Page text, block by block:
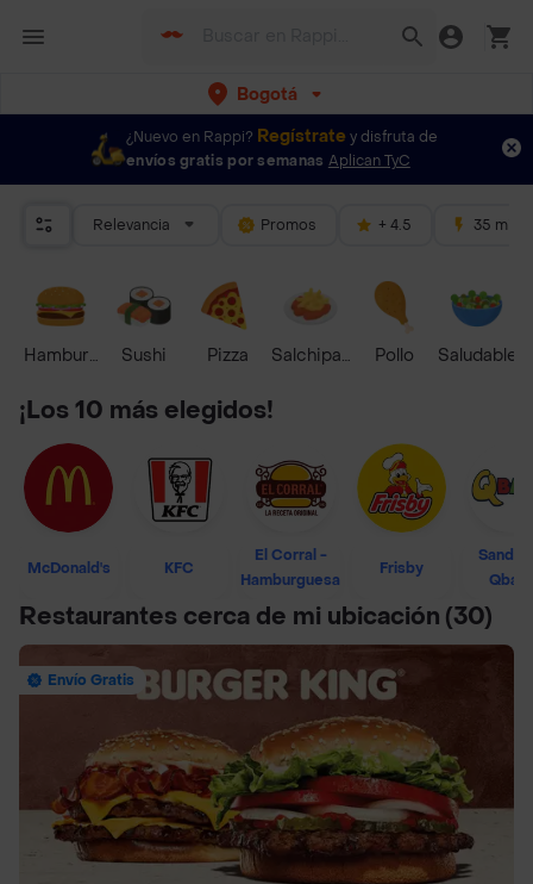
Bogotá
¿Nuevo en Rappi? Regístrate y disfruta de
envíos gratis por semanas Aplican TyC
Relevancia Promos + 4.5 35 mins
HamburguesaSushi Pizza Salchipapas Pollo Saludable
¡Los 10 más elegidos!
McDonald's KFC
El Corral -
Hamburguesa
Frisby
Restaurantes cerca de mi ubicación (30)
Envío Gratis